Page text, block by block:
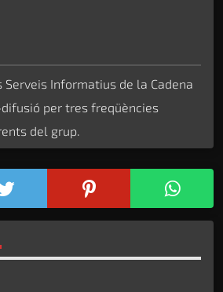
Serveis Informatius de la Cadena
per tres freqüències
del grup.